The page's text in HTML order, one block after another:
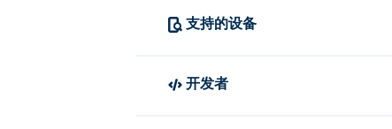
支持的设备
开发者